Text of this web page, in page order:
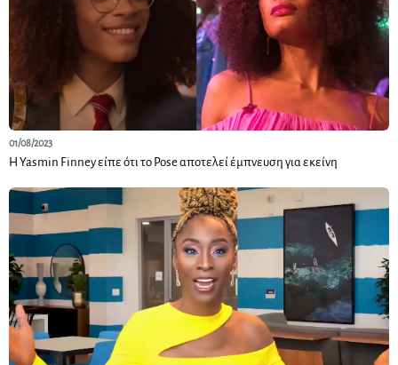
01/08/2023
Η Yasmin Finney είπε ότι το Pose αποτελεί έμπνευση για εκείνη